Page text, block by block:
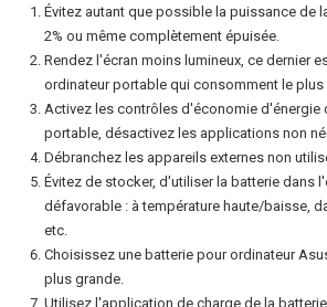
Évitez autant que possible la puissance de
2% ou même complètement épuisée.
Rendez l'écran moins lumineux, ce dernier
ordinateur portable qui consomment le plus
Activez les contrôles d'économie d'énergie
portable, désactivez les applications non
Débranchez les appareils externes non
Évitez de stocker, d'utiliser la batterie dans
défavorable : à température haute/baisse,
etc.
Choisissez une batterie pour ordinateur
plus grande.
Utilisez l'application de charge de la